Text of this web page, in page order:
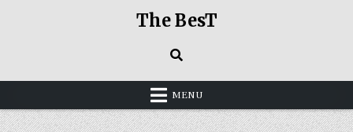
The BesT
MENU